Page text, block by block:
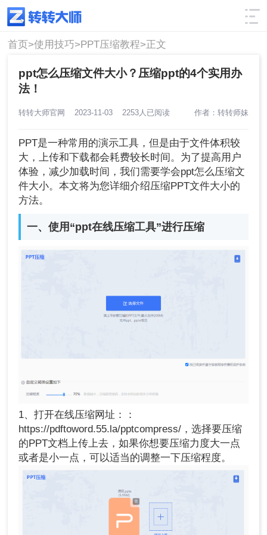
使用技巧 筛选
首页>使用技巧>PPT压缩教程>正文
ppt怎么压缩文件大小？压缩ppt的4个实用办
法！
转转大师官网 2023-11-03 2253人已阅读 作者：转转师妹
PPT是一种常用的演示工具，但是由于文件体积较
大，上传和下载都会耗费较长时间。为了提高用户
体验，减少加载时间，我们需要学会ppt怎么压缩文
件大小。本文将为您详细介绍压缩PPT文件大小的
方法。
一、使用“ppt在线压缩工具”进行压缩
1、打开在线压缩网址：：
https://pdftoword.55.la/pptcompress/，选择要压缩
的PPT文档上传上去，如果你想要压缩力度大一点
或者是小一点，可以适当的调整一下压缩程度。